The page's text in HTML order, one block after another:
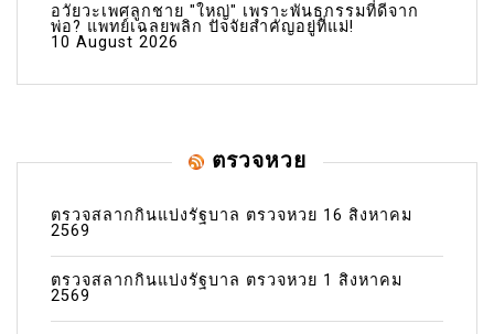
อวัยวะเพศลูกชาย "ใหญ่" เพราะพันธุกรรมที่ดีจาก
พ่อ? แพทย์เฉลยพลิก ปัจจัยสำคัญอยู่ที่แม่!
10 August 2026
ตรวจหวย
ตรวจสลากกินแบ่งรัฐบาล ตรวจหวย 16 สิงหาคม
2569
ตรวจสลากกินแบ่งรัฐบาล ตรวจหวย 1 สิงหาคม
2569